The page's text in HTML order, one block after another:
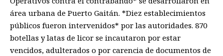
área urbana de Puerto Gaitán. *Diez establecimientos
públicos fueron intervenidos* por las autoridades. 870
botellas y latas de licor se incautaron por estar
vencidos, adulterados o por carencia de documentos de